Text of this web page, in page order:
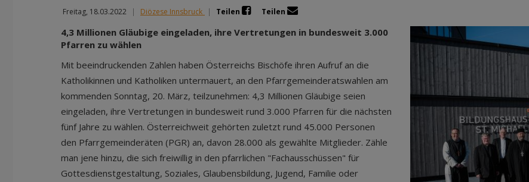
Freitag, 18.03.2022 | Diözese Innsbruck | Teilen Teilen
4,3 Millionen Gläubige eingeladen, ihre Vertretungen in bundesweit 3.000
Pfarren zu wählen
Mit beeindruckenden Zahlen haben Österreichs Bischöfe ihren Aufruf an die
Katholikinnen und Katholiken untermauert, an den Pfarrgemeinderatswahlen am
kommenden Sonntag, 20. März, teilzunehmen: 4,3 Millionen Gläubige seien
eingeladen, ihre Vertretungen in bundesweit rund 3.000 Pfarren für die nächsten
fünf Jahre zu wählen. Österreichweit gehörten zuletzt rund 45.000 Personen
den Pfarrgemeinderäten (PGR) an, davon 28.000 als gewählte Mitglieder. Zähle
man jene hinzu, die sich freiwillig in den pfarrlichen "Fachausschüssen" für
Gottesdienstgestaltung, Soziales, Glaubensbildung, Jugend, Familie oder